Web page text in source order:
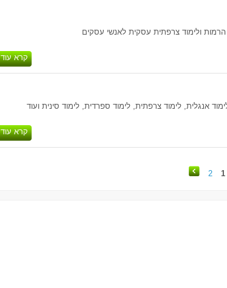
ולימוד צרפתית עסקית לאנשי עסקים
קרא עוד
אנגלית, לימוד צרפתית, לימוד ספרדית, לימוד סינית ועוד
קרא עוד
1
2